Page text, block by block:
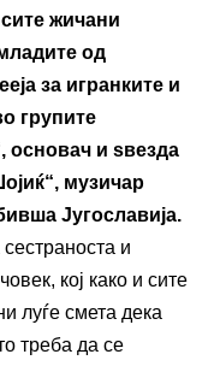
жичани
од
за игранките и
групите
основач и ѕвезда
“, музичар
Југославија.
и
кој како и сите
луѓе смета дека
треба да се